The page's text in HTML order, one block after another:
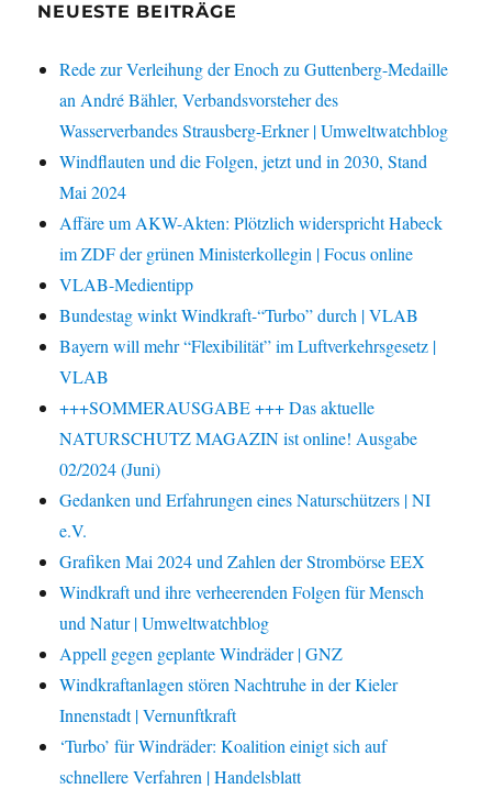
NEUESTE BEITRÄGE
Rede zur Verleihung der Enoch zu Guttenberg-Medaille
an André Bähler, Verbandsvorsteher des
Wasserverbandes Strausberg-Erkner | Umweltwatchblog
Windflauten und die Folgen, jetzt und in 2030, Stand
Mai 2024
Affäre um AKW-Akten: Plötzlich widerspricht Habeck
im ZDF der grünen Ministerkollegin | Focus online
VLAB-Medientipp
Bundestag winkt Windkraft-“Turbo” durch | VLAB
Bayern will mehr “Flexibilität” im Luftverkehrsgesetz |
VLAB
+++SOMMERAUSGABE +++ Das aktuelle
NATURSCHUTZ MAGAZIN ist online! Ausgabe
02/2024 (Juni)
Gedanken und Erfahrungen eines Naturschützers | NI
e.V.
Grafiken Mai 2024 und Zahlen der Strombörse EEX
Windkraft und ihre verheerenden Folgen für Mensch
und Natur | Umweltwatchblog
Appell gegen geplante Windräder | GNZ
Windkraftanlagen stören Nachtruhe in der Kieler
Innenstadt | Vernunftkraft
‘Turbo’ für Windräder: Koalition einigt sich auf
schnellere Verfahren | Handelsblatt